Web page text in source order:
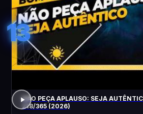
13
NÃO PEÇA APLAUSO: SEJA
218/365 (2026)